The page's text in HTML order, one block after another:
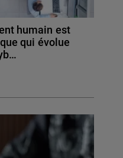
humain est
qui évolue